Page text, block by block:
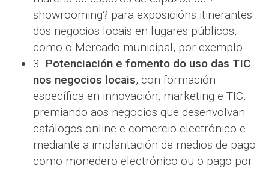
showrooming? para exposicións itinerantes
dos negocios locais en lugares públicos,
como o Mercado municipal, por exemplo.
3. Potenciación e fomento do uso das TIC
nos negocios locais, con formación
específica en innovación, marketing e TIC,
premiando aos negocios que desenvolvan
catálogos online e comercio electrónico e
mediante a implantación de medios de pago
como monedero electrónico ou o pago por